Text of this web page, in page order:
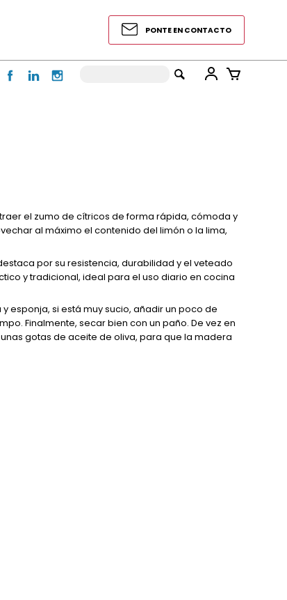
PONTE EN CONTACTO
el zumo de cítricos de forma rápida, cómoda y
al máximo el contenido del limón o la lima,
por su resistencia, durabilidad y el veteado
y tradicional, ideal para el uso diario en cocina
esponja, si está muy sucio, añadir un poco de
Finalmente, secar bien con un paño. De vez en
gotas de aceite de oliva, para que la madera